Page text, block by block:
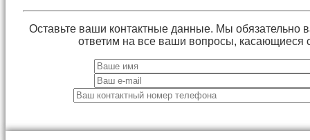
Оставьте ваши контактные данные. Мы обязательно
ответим на все ваши вопросы, касающиеся